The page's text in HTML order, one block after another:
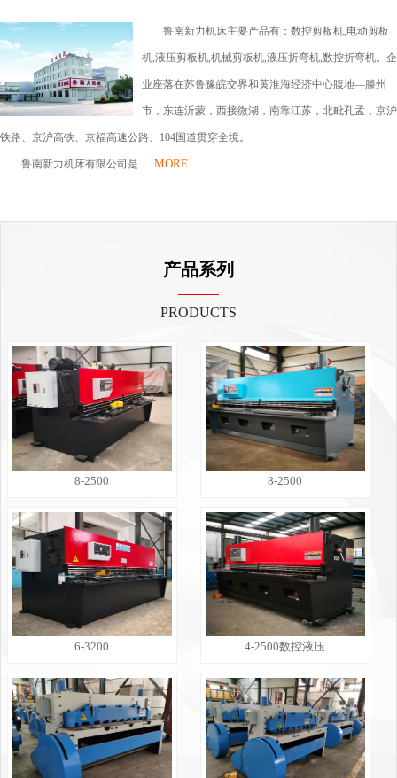
鲁南新力机床主要产品有：数控剪板机,电动剪板
机,液压剪板机,机械剪板机,液压折弯机,数控折弯机。企
业座落在苏鲁豫皖交界和黄淮海经济中心腹地—滕州
市，东连沂蒙，西接微湖，南靠江苏，北毗孔孟，京沪
铁路、京沪高铁、京福高速公路、104国道贯穿全境。
鲁南新力机床有限公司是......MORE
产品系列
PRODUCTS
8-2500 8-2500
6-3200 4-2500数控液压